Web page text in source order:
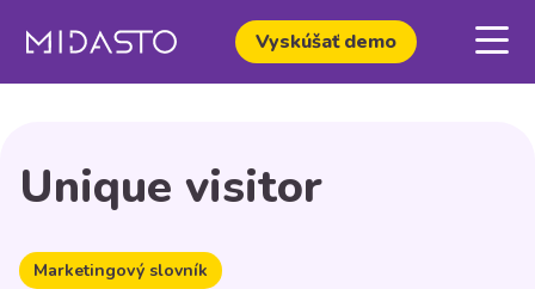
Vyskúšať demo
Unique visitor
Marketingový slovník